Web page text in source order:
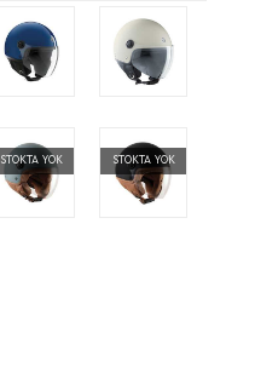
STOKTA YOK STOKTA YOK